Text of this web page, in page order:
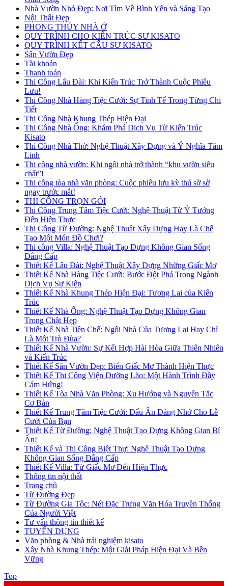
Nhà Vườn Nhỏ Đẹp: Nơi Tìm Về Bình Yên và Sáng Tạo
Nội Thất Đẹp
PHONG THỦY NHÀ Ở
QUY TRÌNH CHO KIẾN TRÚC SƯ KISATO
QUY TRÌNH KẾT CẤU SƯ KISATO
Sân Vườn Đẹp
Tài khoản
Thanh toán
Thi Công Lâu Đài: Khi Kiến Trúc Trở Thành Cuộc Phiêu
Lưu!
Thi Công Nhà Hàng Tiệc Cưới: Sự Tinh Tế Trong Từng Chi
Tiết
Thi Công Nhà Khung Thép Hiện Đại
Thi Công Nhà Ống: Khám Phá Dịch Vụ Từ Kiến Trúc
Kisato
Thi Công Nhà Thờ: Nghệ Thuật Xây Dựng và Ý Nghĩa Tâm
Linh
Thi công nhà vườn: Khi ngôi nhà trở thành “khu vườn siêu
chất”!
Thi công tòa nhà văn phòng: Cuộc phiêu lưu kỳ thú sờ sờ
ngay trước mắt!
THI CÔNG TRỌN GÓI
Thi Công Trung Tâm Tiệc Cưới: Nghệ Thuật Từ Ý Tưởng
Đến Hiện Thực
Thi Công Từ Đường: Nghệ Thuật Xây Dựng Hay Là Chế
Tạo Một Món Đồ Chơi?
Thi công Villa: Nghệ Thuật Tạo Dựng Không Gian Sống
Đẳng Cấp
Thiết Kế Lâu Đài: Nghệ Thuật Xây Dựng Những Giấc Mơ
Thiết Kế Nhà Hàng Tiệc Cưới: Bước Đột Phá Trong Ngành
Dịch Vụ Sự Kiện
Thiết Kế Nhà Khung Thép Hiện Đại: Tương Lai của Kiến
Trúc
Thiết Kế Nhà Ống: Nghệ Thuật Tạo Dựng Không Gian
Trong Chật Hẹp
Thiết Kế Nhà Tiền Chế: Ngôi Nhà Của Tương Lai Hay Chỉ
Là Một Trò Đùa?
Thiết Kế Nhà Vườn: Sự Kết Hợp Hài Hòa Giữa Thiên Nhiên
và Kiến Trúc
Thiết Kế Sân Vườn Đẹp: Biến Giấc Mơ Thành Hiện Thực
Thiết Kế Thi Công Viện Dưỡng Lão: Một Hành Trình Đầy
Cảm Hứng!
Thiết Kế Tòa Nhà Văn Phòng: Xu Hướng và Nguyên Tắc
Cơ Bản
Thiết Kế Trung Tâm Tiệc Cưới: Dấu Ấn Đáng Nhớ Cho Lễ
Cưới Của Bạn
Thiết Kế Từ Đường: Nghệ Thuật Tạo Dựng Không Gian Bí
Ẩn!
Thiết Kế và Thi Công Biệt Thự: Nghệ Thuật Tạo Dựng
Không Gian Sống Đẳng Cấp
Thiết Kế Villa: Từ Giấc Mơ Đến Hiện Thực
Thông tin nội thất
Trang chủ
Từ Đường Đẹp
Từ Đường Gia Tộc: Nét Đặc Trưng Văn Hóa Truyền Thống
Của Người Việt
Tư vấn thông tin thiết kế
TUYỂN DỤNG
Văn phòng & Nhà trải nghiệm kisato
Xây Nhà Khung Thép: Một Giải Pháp Hiện Đại Và Bền
Vững
Top